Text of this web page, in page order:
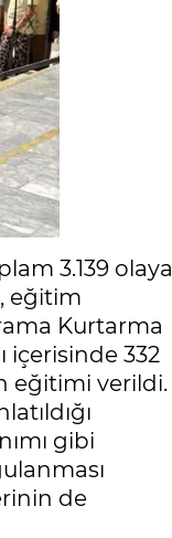
3.139 olaya
eğitim
Kurtarma
içerisinde 332
eğitimi verildi.
gibi
de